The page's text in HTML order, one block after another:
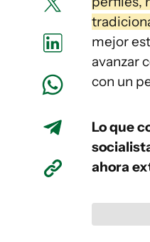
mejor
avanzar
con un
Lo que
ahora